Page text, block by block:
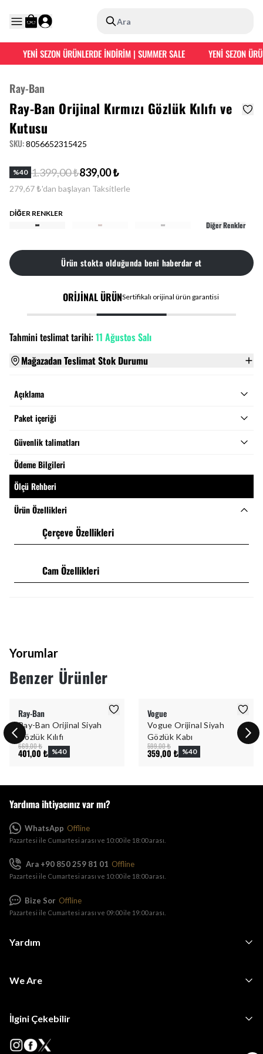
Ara
YENİ SEZON ÜRÜNLERDE İNDİRİM | SUMMER SALE YENİ SEZON
Ray-Ban
Ray-Ban Orijinal Kırmızı Gözlük Kılıfı ve
Kutusu
SKU:8056652315425
%40 1.399,00 ₺839,00 ₺
279,67 ₺'dan başlayan Taksitlerle
DİĞER RENKLER
Diğer Renkler
Ürün stokta olduğunda beni haberdar et
ORİJİNAL ÜRÜNSertifikalı orijinal ürün garantisi
Tahmini teslimat tarihi:11 Ağustos Salı
Mağazadan Teslimat Stok Durumu
Açıklama
Paket içeriği
Güvenlik talimatları
Ödeme Bilgileri
Ölçü Rehberi
Ürün Özellikleri
Çerçeve Özellikleri
Cam Özellikleri
Yorumlar
Benzer Ürünler
Ray-Ban
Ray-Ban Orijinal Siyah
Gözlük Kılıfı
669,00 ₺
401,00 ₺ %40
Vogue
Vogue Orijinal Siyah
Gözlük Kabı
599,00 ₺
359,00 ₺ %40
Yardım
We Are
İlgini Çekebilir
Yardıma ihtiyacınız var mı?
WhatsApp Offline
Pazartesi ile Cumartesi arası ve 10:00 ile 18:00 arası.
Ara +90 850 259 81 01 Offline
Pazartesi ile Cumartesi arası ve 10:00 ile 18:00 arası.
Bize Sor Offline
Pazartesi ile Cumartesi arası ve 09:00 ile 19:00 arası.